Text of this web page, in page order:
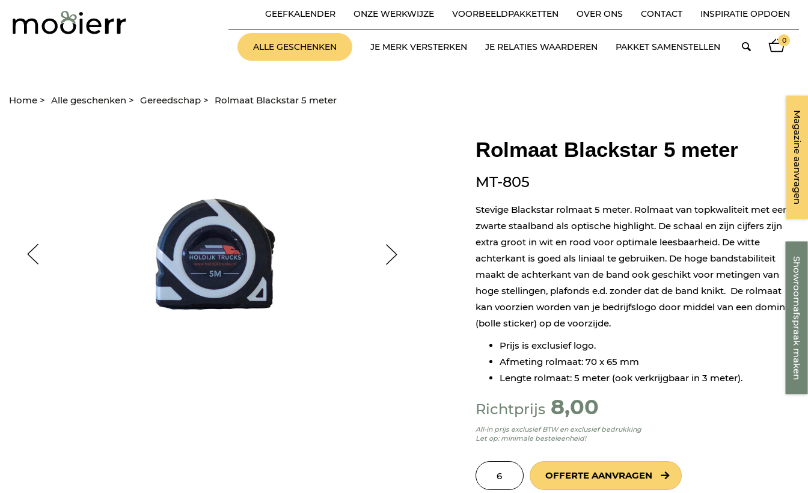
GEEFKALENDER ONZE WERKWIJZE VOORBEELDPAKKETTEN OVER ONS CONTACT INSPIRATIE OPDOEN
ALLE GESCHENKEN JE MERK VERSTERKEN JE RELATIES WAARDEREN PAKKET SAMENSTELLEN
0
Home > Alle geschenken > Gereedschap > Rolmaat Blackstar 5 meter
Rolmaat Blackstar 5 meter
MT-805
Stevige Blackstar rolmaat 5 meter. Rolmaat van topkwaliteit met een
zwarte staalband als optische highlight. De schaal en zijn cijfers zijn
extra groot in wit en rood voor optimale leesbaarheid. De witte
achterkant is goed als liniaal te gebruiken. De hoge bandstabiliteit
maakt de achterkant van de band ook geschikt voor metingen van
hoge stellingen, plafonds e.d. zonder dat de band knikt. De rolmaat
kan voorzien worden van je bedrijfslogo door middel van een doming
(bolle sticker) op de voorzijde.
Prijs is exclusief logo.
Afmeting rolmaat: 70 x 65 mm
Lengte rolmaat: 5 meter (ook verkrijgbaar in 3 meter).
Richtprijs 8,00
All-in prijs exclusief BTW en exclusief bedrukking
Let op: minimale besteleenheid!
OFFERTE AANVRAGEN
Magazine aanvragen
Showroomafspraak maken